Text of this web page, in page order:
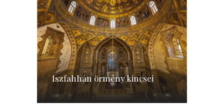
Iszfahhán örmény kincsei